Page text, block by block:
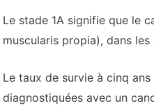
Le stade 1A signifie que le
muscularis propia), dans
Le taux de survie à cinq
diagnostiquées avec un